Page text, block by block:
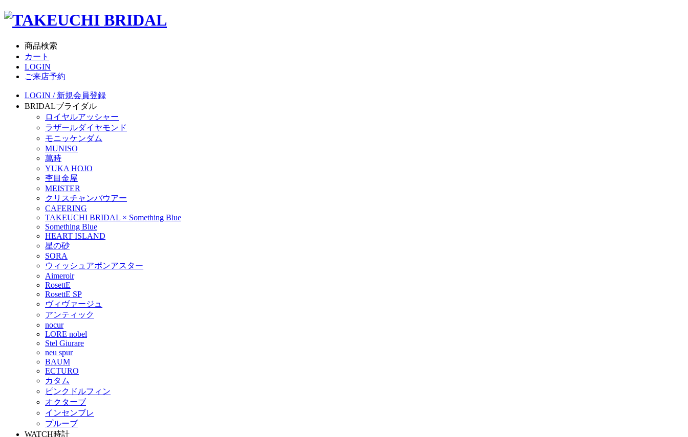
商品検索
カート
LOGIN
ご来店予約
LOGIN / 新規会員登録
BRIDALブライダル
ロイヤルアッシャー
ラザールダイヤモンド
モニッケンダム
MUNISO
萬時
YUKA HOJO
杢目金屋
MEISTER
クリスチャンバウアー
CAFERING
TAKEUCHI BRIDAL × Something Blue
Something Blue
HEART ISLAND
星の砂
SORA
ウィッシュアポンアスター
Aimeroir
RosettE
RosettE SP
ヴィヴァージュ
アンティック
nocur
LORE nobel
Stel Giurare
neu spur
BAUM
ECTURO
カタム
ピンクドルフィン
オクターブ
インセンブレ
プルーブ
WATCH時計